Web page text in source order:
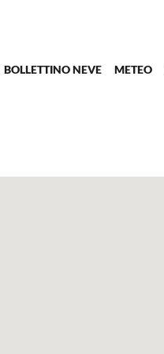
BOLLETTINO NEVE METEO